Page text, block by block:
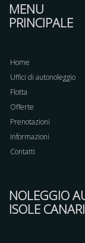
MENU
PRINCIPALE
Home
Uffici di autonoleggio
Flotta
Offerte
Prenotazioni
Informazioni
Contatti
NOLEGGIO
ISOLE